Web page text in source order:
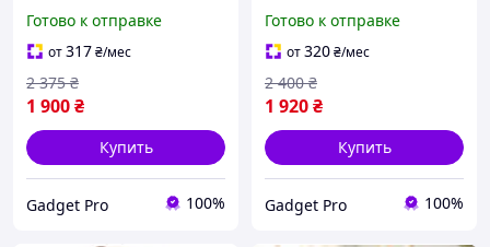
звуковыми эффектами, до
40 кг, корзина
Готово к отправке
от317₴/мес
1 900₴
2 375 ₴
Купить
Gadget Pro 100%
ненадувные колеса,
корзина, до 40 кг
Готово к отправке
от320₴/мес
1 920₴
2 400 ₴
Купить
Gadget Pro 100%